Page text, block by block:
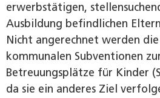
erwerbstätigen,
Ausbildung befindlichen
Nicht angerechnet werden
kommunalen Subventionen
Betreuungsplätze für Kinder
da sie ein anderes Ziel